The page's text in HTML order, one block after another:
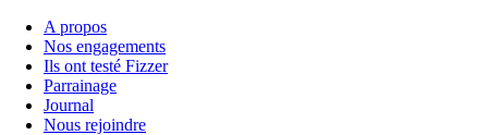
A propos
Nos engagements
Ils ont testé Fizzer
Parrainage
Journal
Nous rejoindre